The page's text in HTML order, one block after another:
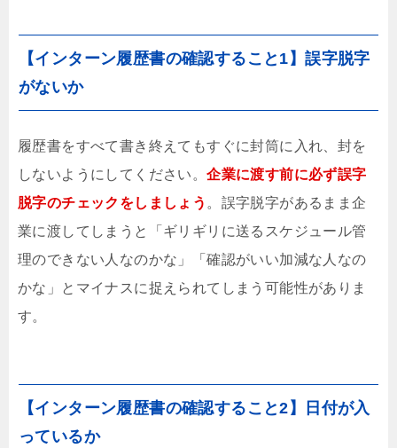
【インターン履歴書の確認すること1】誤字脱字
がないか
履歴書をすべて書き終えてもすぐに封筒に入れ、封を
しないようにしてください。企業に渡す前に必ず誤字
脱字のチェックをしましょう 。誤字脱字があるまま企
業に渡してしまうと「ギリギリに送るスケジュール管
理のできない人なのかな」「確認がいい加減な人なの
かな」とマイナスに捉えられてしまう可能性がありま
す。
【インターン履歴書の確認すること2】日付が入
っているか